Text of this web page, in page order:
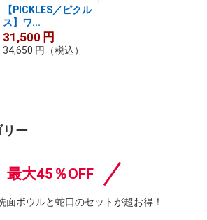
【PICKLES／ピクル
ス】ワ...
31,500 円
34,650 円 （税込）
リー
最大45％OFF
面ボウルと蛇口のセットが超お得！